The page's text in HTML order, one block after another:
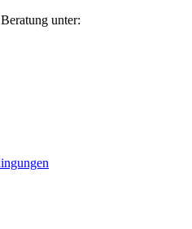
unter: